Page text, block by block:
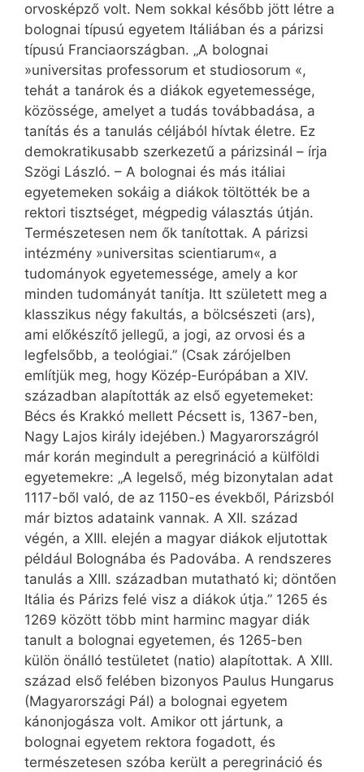
orvosképző volt. Nem sokkal később jött létre a
bolognai típusú egyetem Itáliában és a párizsi
típusú Franciaországban. „A bolognai
»universitas professorum et studiosorum «,
tehát a tanárok és a diákok egyetemessége,
közössége, amelyet a tudás továbbadása, a
tanítás és a tanulás céljából hívtak életre. Ez
demokratikusabb szerkezetű a párizsinál – írja
Szögi László. – A bolognai és más itáliai
egyetemeken sokáig a diákok töltötték be a
rektori tisztséget, mégpedig választás útján.
Természetesen nem ők tanítottak. A párizsi
intézmény »universitas scientiarum«, a
tudományok egyetemessége, amely a kor
minden tudományát tanítja. Itt született meg a
klasszikus négy fakultás, a bölcsészeti (ars),
ami előkészítő jellegű, a jogi, az orvosi és a
legfelsőbb, a teológiai.” (Csak zárójelben
említjük meg, hogy Közép-Európában a XIV.
században alapították az első egyetemeket:
Bécs és Krakkó mellett Pécsett is, 1367-ben,
Nagy Lajos király idejében.) Magyarországról
már korán megindult a peregrináció a külföldi
egyetemekre: „A legelső, még bizonytalan adat
1117-ből való, de az 1150-es évekből, Párizsból
már biztos adataink vannak. A XII. század
végén, a XIII. elején a magyar diákok eljutottak
például Bolognába és Padovába. A rendszeres
tanulás a XIII. században mutatható ki; döntően
Itália és Párizs felé visz a diákok útja.” 1265 és
1269 között több mint harminc magyar diák
tanult a bolognai egyetemen, és 1265-ben
külön önálló testületet (natio) alapítottak. A XIII.
század első felében bizonyos Paulus Hungarus
(Magyarországi Pál) a bolognai egyetem
kánonjogásza volt. Amikor ott jártunk, a
bolognai egyetem rektora fogadott, és
természetesen szóba került a peregrináció és